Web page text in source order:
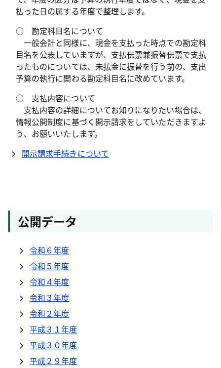
払った日の属する年度で整理します。
○
勘定科目名について
一般会計と同様に、現金を支払った時点での勘定科
目名を公表していますが、支払伝票兼振替伝票で支払
ったものについては、未払金に振替を行う前の、支出
予算の執行に関わる勘定科目名に改めています。
○
支払内容について
支払内容の詳細についてお知りになりたい場合は、
情報公開制度に基づく開示請求をしていただきますよ
う、お願いいたします。
開示請求手続きについて
公開データ
令和６年度
令和５年度
令和４年度
令和３年度
令和２年度
平成３１年度
平成３０年度
平成２９年度